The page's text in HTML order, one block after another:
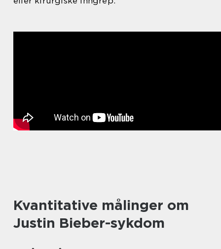
Kvantitative målinger om
Justin Bieber-sykdom